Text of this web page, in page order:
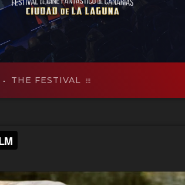
THE FESTIVAL